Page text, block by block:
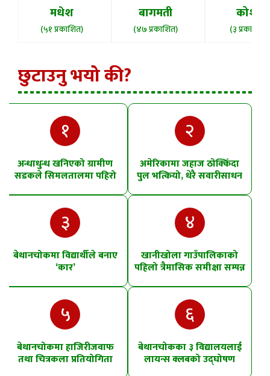
मधेश
(५१ प्रकाशित)
बागमती
(४७ प्रकाशित)
कोशी
(३ प्रकाशित)
छुटाउनु भयो की?
१
अन्धाधुन्ध खनिएको ग्रामीण
सडकले सिमलतालमा पहिरो
२
अमेरिकामा जहाज ठोक्किँदा
पुल भत्कियो, धेरै सवारीसाधन
३
बेथानचोकमा विद्यार्थीले बनाए
‘कार’
४
खानीखोला गाउँपालिकाको
पहिलो त्रैमासिक समीक्षा सम्पन्न
५
बेथानचोकमा हाजिरीजवाफ
तथा चित्रकला प्रतियोगिता
६
बेथानचोकका ३ विद्यालयलाई
लायन्स क्लबको उद्घोषण